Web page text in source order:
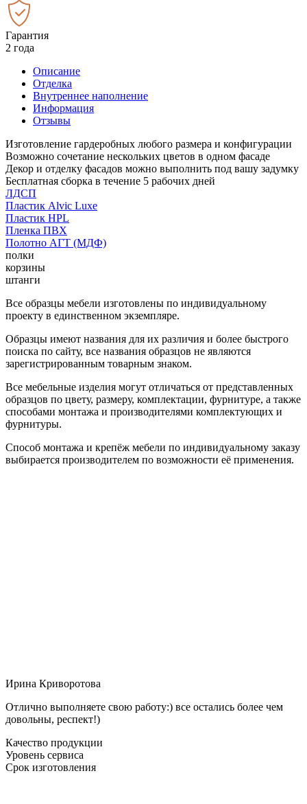
Гарантия
2 года
Описание
Отделка
Внутреннее наполнение
Информация
Отзывы
Изготовление гардеробных любого размера и конфигурации
Возможно сочетание нескольких цветов в одном фасаде
Декор и отделку фасадов можно выполнить под вашу задумку
Бесплатная сборка в течение 5 рабочих дней
ЛДСП
Пластик Alvic Luxe
Пластик HPL
Пленка ПВХ
Полотно АГТ (МДФ)
полки
корзины
штанги
Все образцы мебели изготовлены по индивидуальному
проекту в единственном экземпляре.
Образцы имеют названия для их различия и более быстрого
поиска по сайту, все названия образцов не являются
зарегистрированным товарным знаком.
Все мебельные изделия могут отличаться от представленных
образцов по цвету, размеру, комплектации, фурнитуре, а также
способами монтажа и производителями комплектующих и
фурнитуры.
Способ монтажа и крепёж мебели по индивидуальному заказу
выбирается производителем по возможности её применения.
Ирина Криворотова
Отлично выполняете свою работу:) все остались более чем
довольны, респект!)
Качество продукции
Уровень сервиса
Срок изготовления